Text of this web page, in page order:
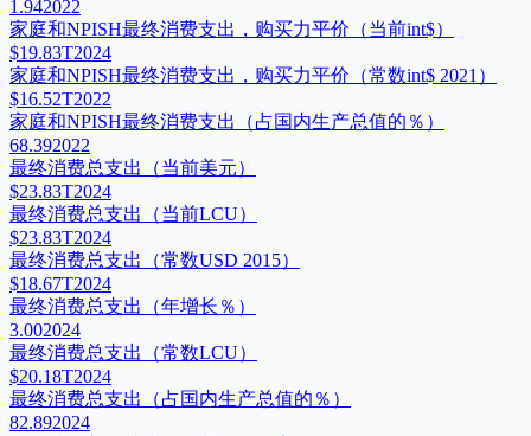
1.942022
家庭和NPISH最终消费支出，购买力平价（当前int$）
$19.83T2024
家庭和NPISH最终消费支出，购买力平价（常数int$ 2021）
$16.52T2022
家庭和NPISH最终消费支出（占国内生产总值的％）
68.392022
最终消费总支出（当前美元）
$23.83T2024
最终消费总支出（当前LCU）
$23.83T2024
最终消费总支出（常数USD 2015）
$18.67T2024
最终消费总支出（年增长％）
3.002024
最终消费总支出（常数LCU）
$20.18T2024
最终消费总支出（占国内生产总值的％）
82.892024